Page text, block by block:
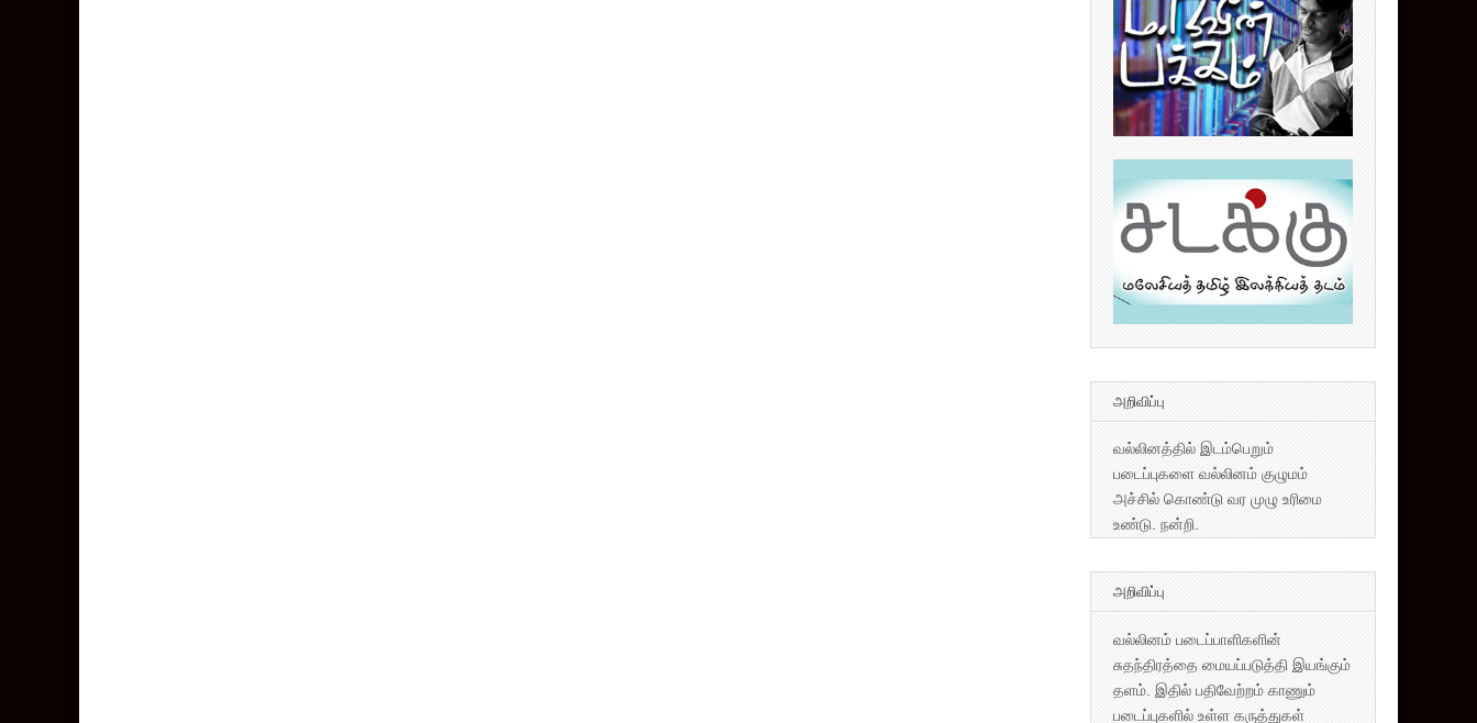
அறிவிப்பு
வல்லினத்தில் இடம்பெறும்
படைப்புகளை வல்லினம் குழுமம்
அச்சில் கொண்டு வர முழு உரிமை
உண்டு. நன்றி.
அறிவிப்பு
வல்லினம் படைப்பாளிகளின்
சுதந்திரத்தை மையப்படுத்தி இயங்கும்
தளம். இதில் பதிவேற்றம் காணும்
படைப்புகளில் உள்ள கருத்துகள்